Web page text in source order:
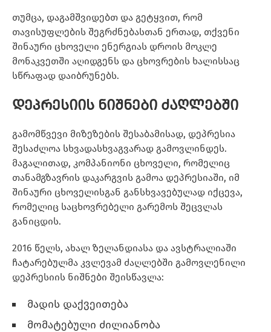
თუმცა, დაგამშვიდებთ და გეტყვით, რომ
თავისუფლების შეგრძნებასთან ერთად, თქვენი
შინაური ცხოველი ენერგიას დროის მოკლე
მონაკვეთში აღიდგენს და ცხოვრების ხალისსაც
სწრაფად დაიბრუნებს.
დეპრესიის ნიშნები ძაღლებში
გამომწვევი მიზეზების შესაბამისად, დეპრესია
შესაძლოა სხვადასხვაგვარად გამოვლინდეს.
მაგალითად, კომპანიონი ცხოველი, რომელიც
თანამგზავრის დაკარგვის გამოა დეპრესიაში, იმ
შინაური ცხოველისგან განსხვავებულად იქცევა,
რომელიც საცხოვრებელი გარემოს შეცვლას
განიცდის.
2016 წელს, ახალ ზელანდიასა და ავსტრალიაში
ჩატარებულმა კვლევამ ძაღლებში გამოვლენილი
დეპრესიის ნიშნები შეისწავლა:
მადის დაქვეითება
მომატებული ძილიანობა